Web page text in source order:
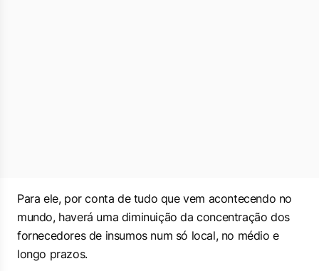
Para ele, por conta de tudo que vem acontecendo no
mundo, haverá uma diminuição da concentração dos
fornecedores de insumos num só local, no médio e
longo prazos.